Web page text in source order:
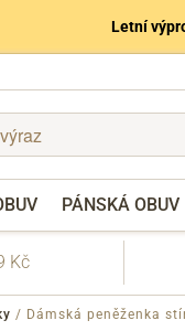
Letní
PÁNSKÁ OBUV
Kč
/ Dámská peněženka